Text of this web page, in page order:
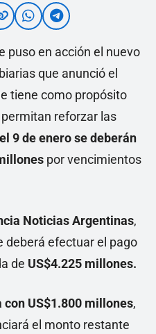
puso en acción el nuevo
que anunció el
tiene como propósito
reforzar las
el 9 de enero se deberán
por vencimientos
Noticias Argentinas,
deberá efectuar el pago
de US$4.225 millones.
con US$1.800 millones,
el monto restante